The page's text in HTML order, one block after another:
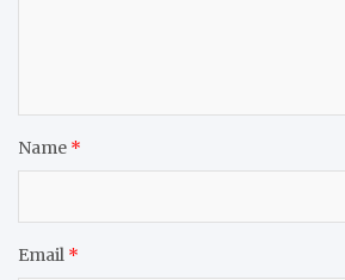
Name *
Email *